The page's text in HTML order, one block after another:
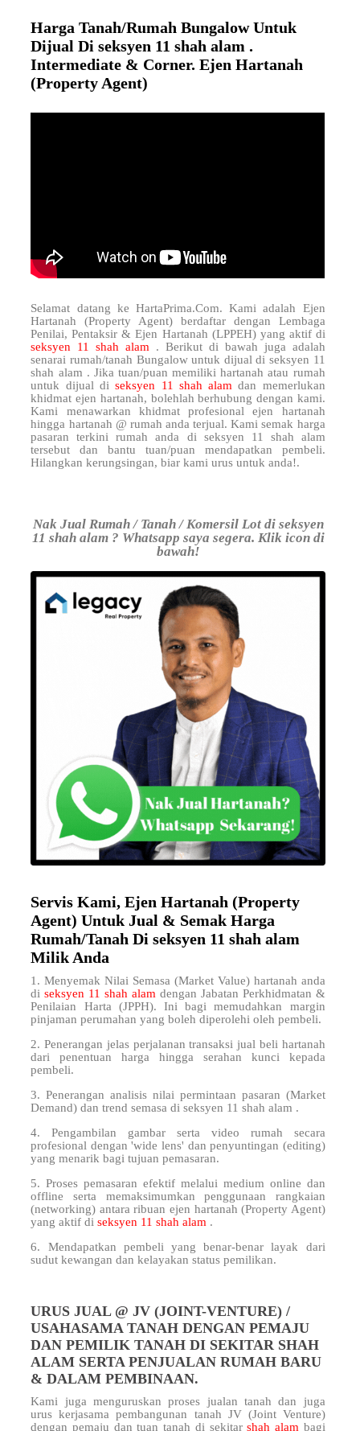
Harga Tanah/Rumah Bungalow Untuk
Dijual Di seksyen 11 shah alam .
Intermediate & Corner. Ejen Hartanah
(Property Agent)
Selamat datang ke HartaPrima.Com. Kami adalah Ejen
Hartanah (Property Agent) berdaftar dengan Lembaga
Penilai, Pentaksir & Ejen Hartanah (LPPEH) yang aktif di
seksyen 11 shah alam . Berikut di bawah juga adalah
senarai rumah/tanah Bungalow untuk dijual di seksyen 11
shah alam . Jika tuan/puan memiliki hartanah atau rumah
untuk dijual diseksyen 11 shah alamdan memerlukan
khidmat ejen hartanah, bolehlah berhubung dengan kami.
Kami menawarkan khidmat profesional ejen hartanah
hingga hartanah @ rumah anda terjual. Kami semak harga
pasaran terkini rumah anda di seksyen 11 shah alam
tersebut dan bantu tuan/puan mendapatkan pembeli.
Hilangkan kerungsingan, biar kami urus untuk anda!.
Nak Jual Rumah / Tanah / Komersil Lot di seksyen
11 shah alam ? Whatsapp saya segera. Klik icon di
bawah!
Servis Kami, Ejen Hartanah (Property
Agent) Untuk Jual & Semak Harga
Rumah/Tanah Di seksyen 11 shah alam
Milik Anda
1. Menyemak Nilai Semasa (Market Value) hartanah anda
diseksyen 11 shah alam dengan Jabatan Perkhidmatan &
Penilaian Harta (JPPH). Ini bagi memudahkan margin
pinjaman perumahan yang boleh diperolehi oleh pembeli.
2. Penerangan jelas perjalanan transaksi jual beli hartanah
dari penentuan harga hingga serahan kunci kepada
pembeli.
3. Penerangan analisis nilai permintaan pasaran (Market
Demand) dan trend semasa di seksyen 11 shah alam .
4. Pengambilan gambar serta video rumah secara
profesional dengan 'wide lens' dan penyuntingan (editing)
yang menarik bagi tujuan pemasaran.
5. Proses pemasaran efektif melalui medium online dan
offline serta memaksimumkan penggunaan rangkaian
(networking) antara ribuan ejen hartanah (Property Agent)
yang aktif diseksyen 11 shah alam .
6. Mendapatkan pembeli yang benar-benar layak dari
sudut kewangan dan kelayakan status pemilikan.
URUS JUAL @ JV (JOINT-VENTURE) /
USAHASAMA TANAH DENGAN PEMAJU
DAN PEMILIK TANAH DI SEKITAR SHAH
ALAM SERTA PENJUALAN RUMAH BARU
& DALAM PEMBINAAN.
Kami juga menguruskan proses jualan tanah dan juga
urus kerjasama pembangunan tanah JV (Joint Venture)
dengan pemaju dan tuan tanah di sekitarshah alam bagi